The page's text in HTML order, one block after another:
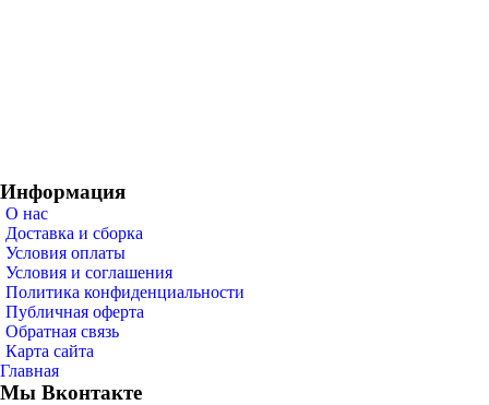
Информация
О нас
Доставка и сборка
Условия оплаты
Условия и соглашения
Политика конфиденциальности
Публичная оферта
Обратная связь
Карта сайта
Главная
Мы Вконтакте